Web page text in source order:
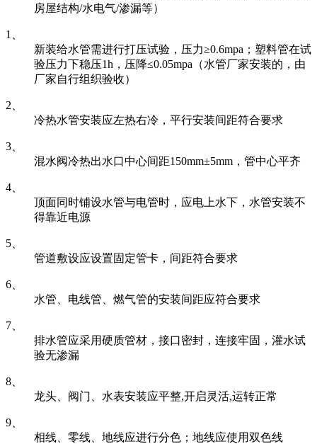
房屋结构/水电气/渗漏等）
1、
新装给水管需进行打压试验，压力≥0.6mpa；塑料管在试
验压力下稳压1h，压降≤0.05mpa（水管厂家安装的，由
厂家自行组织验收）
2、
冷热水管安装应左热右冷，平行安装间距符合要求
3、
混水阀冷热出水口中心间距150mm±5mm，管中心平齐
4、
顶面同时铺设水管与电管时，应电上水下，水管安装不
得靠近电源
5、
管道敷设应设置固定管卡，间距符合要求
6、
水管、电线管、燃气管的安装间距应符合要求
7、
排水管应采用硬质管材，接口密封，连接牢固，灌水试
验无渗漏
8、
龙头、阀门、水表安装应平整,开启灵活,运转正常
9、
相线、零线、地线应进行分色；地线应使用双色线